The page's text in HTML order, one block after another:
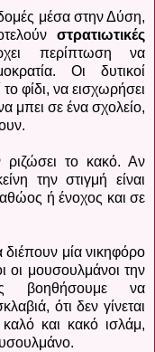
μέσα στην Δύση,
στρατιωτικές
περίπτωση να
Οι δυτικοί
φίδι, να εισχωρήσει
μπει σε ένα σχολείο,
το κακό. Αν
την στιγμή είναι
αθώος ή ένοχος και σε
μία νικηφόρο
οι μουσουλμάνοι την
βοηθήσουμε να
ότι δεν γίνεται
και κακό ισλάμ,